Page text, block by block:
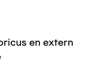
en extern